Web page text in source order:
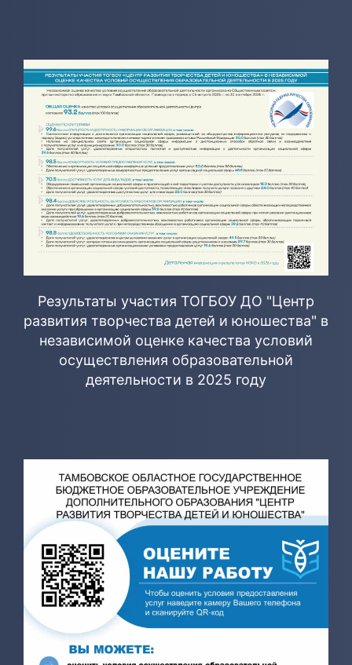
Результаты участия ТОГБОУ ДО "Центр
развития творчества детей и юношества" в
независимой оценке качества условий
осуществления образовательной
деятельности в 2025 году